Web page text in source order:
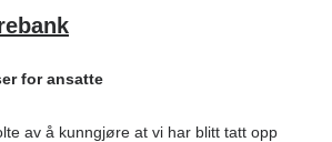
for ansatte
av å kunngjøre at vi har blitt tatt opp